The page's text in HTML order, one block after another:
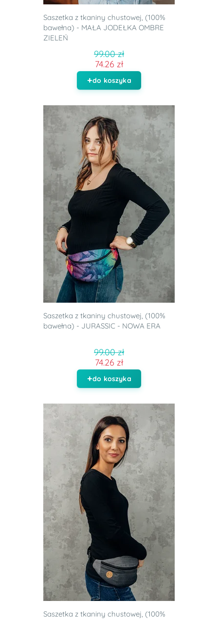
Saszetka z tkaniny chustowej, (100%
bawełna) - MAŁA JODEŁKA OMBRE
ZIELEŃ
99.00 zł
74.26 zł
do koszyka
Saszetka z tkaniny chustowej, (100%
bawełna) - JURASSIC - NOWA ERA
99.00 zł
74.26 zł
do koszyka
Saszetka z tkaniny chustowej, (100%